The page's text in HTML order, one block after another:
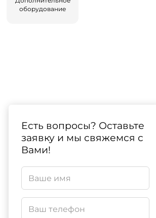
оборудование
Есть вопросы? Оставьте
заявку и мы свяжемся с
Вами!